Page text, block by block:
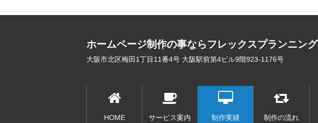
ホームページ制作の事ならフレックスプランニング
大阪市北区梅田1丁目11番4号 大阪駅前第4ビル9階923-1176号
HOME サービス案内 制作実績 制作の流れ